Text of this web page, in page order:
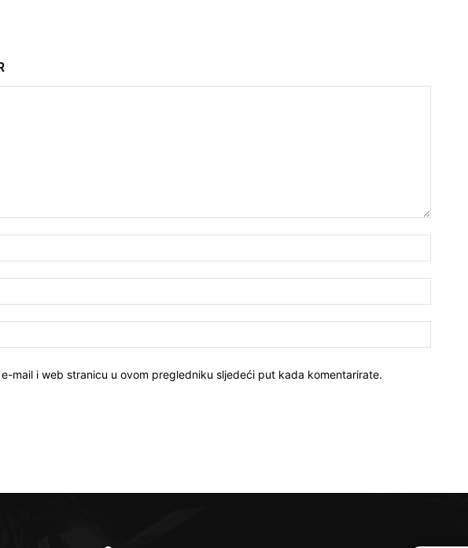
mail i web stranicu u ovom pregledniku sljedeći put kada komentarirate.